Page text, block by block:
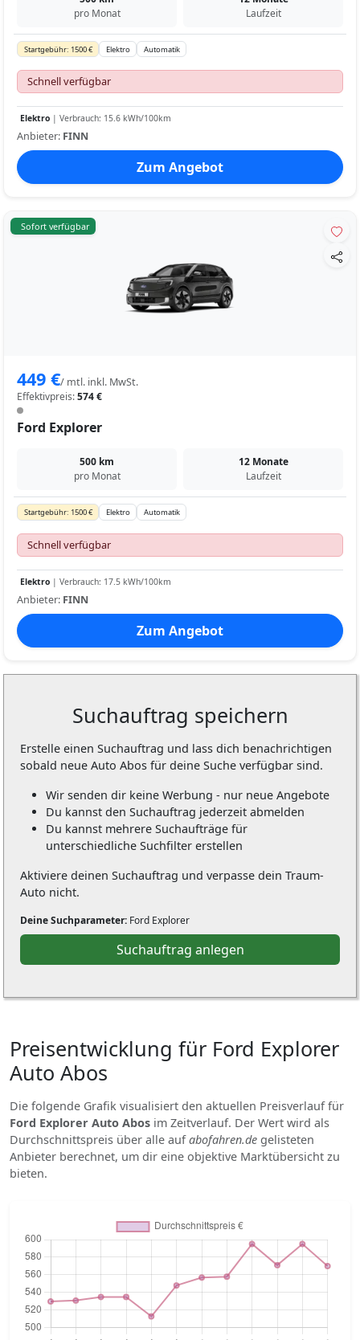
pro Monat
Laufzeit
Startgebühr: 1500 € Elektro Automatik
Schnell verfügbar
Elektro | Verbrauch: 15.6 kWh/100km
Anbieter: FINN
Zum Angebot
Sofort verfügbar
449 €/ mtl. inkl. MwSt.
Effektivpreis:574 €
Ford Explorer
500 km
pro Monat
12 Monate
Laufzeit
Startgebühr: 1500 € Elektro Automatik
Schnell verfügbar
Elektro | Verbrauch: 17.5 kWh/100km
Anbieter: FINN
Zum Angebot
Suchauftrag speichern
Erstelle einen Suchauftrag und lass dich benachrichtigen
sobald neue Auto Abos für deine Suche verfügbar sind.
Wir senden dir keine Werbung - nur neue Angebote
Du kannst den Suchauftrag jederzeit abmelden
Du kannst mehrere Suchaufträge für
unterschiedliche Suchfilter erstellen
Aktiviere deinen Suchauftrag und verpasse dein Traum-
Auto nicht.
Deine Suchparameter: Ford Explorer
Suchauftrag anlegen
Preisentwicklung für Ford Explorer
Auto Abos
Die folgende Grafik visualisiert den aktuellen Preisverlauf für
Ford Explorer Auto Abos im Zeitverlauf. Der Wert wird als
Durchschnittspreis über alle aufabofahren.de gelisteten
Anbieter berechnet, um dir eine objektive Marktübersicht zu
bieten.